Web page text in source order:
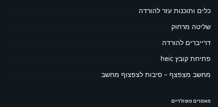
כלים ותוכנות עזר להורדה
שליטה מרחוק
דרייברים להורדה
פתיחת קובץ heic
מחשב מצפצף – סיבות לצפצוף מחשב
מאמרים פופולריים